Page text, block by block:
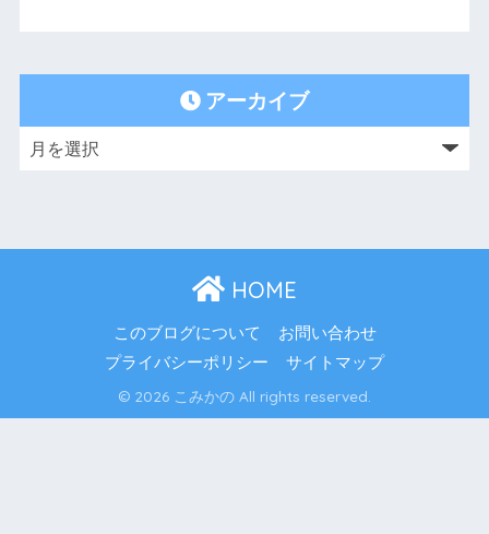
アーカイブ
HOME
このブログについて
お問い合わせ
プライバシーポリシー
サイトマップ
© 2026 こみかの All rights reserved.